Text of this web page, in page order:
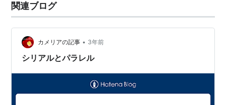
代表的なCISCプロセッサはIntel社のx86系列。しかし
Pentiumの頃から内部構造にRISC的な要素を取り入れ始
め、現在ではRISCと大差がなくなっている。
対義語：RISC
*1:複合命令セットコンピュータ
関連ブログ
カメリアの記事 • 3年前
シリアルとパラレル